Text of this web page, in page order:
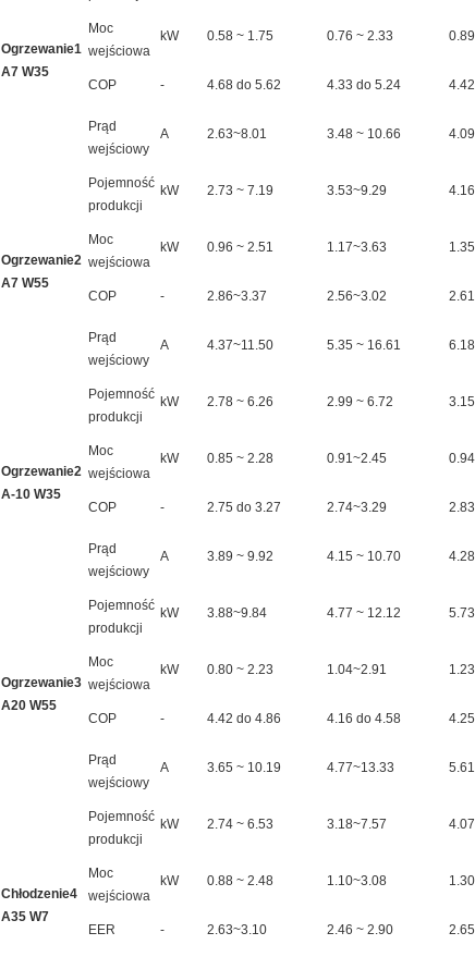
Ogrzewanie1
A7 W35
Moc
wejściowa
kW 0.58 ~ 1.75 0.76 ~ 2.33
COP - 4.68 do 5.62 4.33 do 5.24
Prąd
wejściowy
A 2.63~8.01 3.48 ~ 10.66
Ogrzewanie2
A7 W55
Pojemność
produkcji
kW 2.73 ~ 7.19 3.53~9.29
Moc
wejściowa
kW 0.96 ~ 2.51 1.17~3.63
COP - 2.86~3.37 2.56~3.02
Prąd
wejściowy
A 4.37~11.50 5.35 ~ 16.61
Ogrzewanie2
A-10 W35
Pojemność
produkcji
kW 2.78 ~ 6.26 2.99 ~ 6.72
Moc
wejściowa
kW 0.85 ~ 2.28 0.91~2.45
COP - 2.75 do 3.27 2.74~3.29
Prąd
wejściowy
A 3.89 ~ 9.92 4.15 ~ 10.70
Ogrzewanie3
A20 W55
Pojemność
produkcji
kW 3.88~9.84 4.77 ~ 12.12
Moc
wejściowa
kW 0.80 ~ 2.23 1.04~2.91
COP - 4.42 do 4.86 4.16 do 4.58
Prąd
wejściowy
A 3.65 ~ 10.19 4.77~13.33
Chłodzenie4
A35 W7
Pojemność
produkcji
kW 2.74 ~ 6.53 3.18~7.57
Moc
wejściowa
kW 0.88 ~ 2.48 1.10~3.08
EER - 2.63~3.10 2.46 ~ 2.90